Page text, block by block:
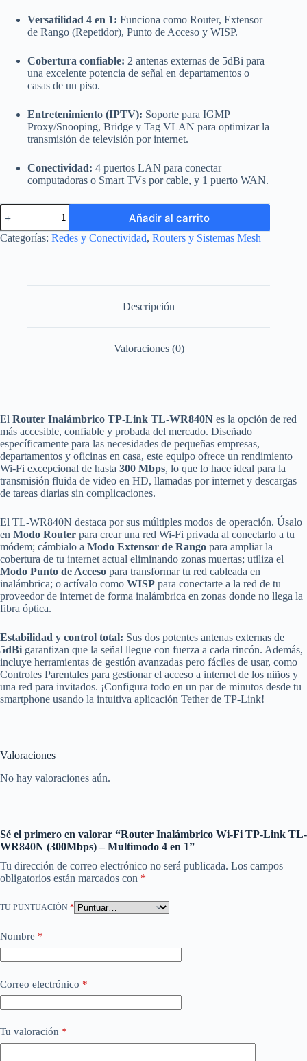
Versatilidad 4 en 1: Funciona como Router, Extensor
de Rango (Repetidor), Punto de Acceso y WISP.
Cobertura confiable: 2 antenas externas de 5dBi para
una excelente potencia de señal en departamentos o
casas de un piso.
Entretenimiento (IPTV): Soporte para IGMP
Proxy/Snooping, Bridge y Tag VLAN para optimizar la
transmisión de televisión por internet.
Conectividad: 4 puertos LAN para conectar
computadoras o Smart TVs por cable, y 1 puerto WAN.
Router
Inalámbrico
Wi-
Fi
Multimodo
cantidad
Añadir al carrito
Categorías: Redes y Conectividad, Routers y Sistemas Mesh
Descripción
Valoraciones (0)
El Router Inalámbrico TP-Link TL-WR840N es la opción de red
más accesible, confiable y probada del mercado. Diseñado
específicamente para las necesidades de pequeñas empresas,
departamentos y oficinas en casa, este equipo ofrece un rendimiento
Wi-Fi excepcional de hasta 300 Mbps, lo que lo hace ideal para la
transmisión fluida de video en HD, llamadas por internet y descargas
de tareas diarias sin complicaciones.
El TL-WR840N destaca por sus múltiples modos de operación. Úsalo
en Modo Router para crear una red Wi-Fi privada al conectarlo a tu
módem; cámbialo a Modo Extensor de Rango para ampliar la
cobertura de tu internet actual eliminando zonas muertas; utiliza el
Modo Punto de Acceso para transformar tu red cableada en
inalámbrica; o actívalo como WISP para conectarte a la red de tu
proveedor de internet de forma inalámbrica en zonas donde no llega la
fibra óptica.
Estabilidad y control total: Sus dos potentes antenas externas de
5dBi garantizan que la señal llegue con fuerza a cada rincón. Además,
incluye herramientas de gestión avanzadas pero fáciles de usar, como
Controles Parentales para gestionar el acceso a internet de los niños y
una red para invitados. ¡Configura todo en un par de minutos desde tu
smartphone usando la intuitiva aplicación Tether de TP-Link!
Valoraciones
No hay valoraciones aún.
Sé el primero en valorar “Router Inalámbrico Wi-Fi TP-Link TL-
WR840N (300Mbps) – Multimodo 4 en 1”
Tu dirección de correo electrónico no será publicada. Los campos
obligatorios están marcados con *
TU PUNTUACIÓN *
Nombre *
Correo electrónico *
Tu valoración *